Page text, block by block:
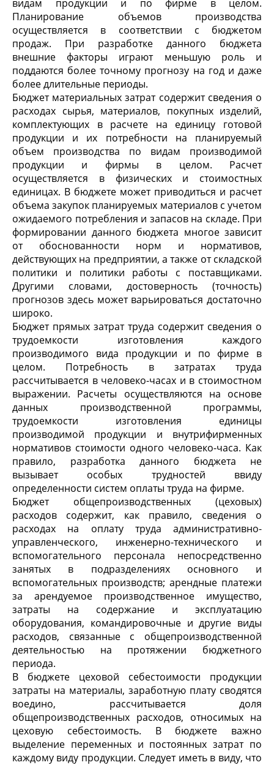
видам продукции и по фирме в целом.
Планирование объемов производства
осуществляется в соответствии с бюджетом
продаж. При разработке данного бюджета
внешние факторы играют меньшую роль и
поддаются более точному прогнозу на год и даже
более длительные периоды.
Бюджет материальных затрат содержит сведения о
расходах сырья, материалов, покупных изделий,
комплектующих в расчете на единицу готовой
продукции и их потребности на планируемый
объем производства по видам производимой
продукции и фирмы в целом. Расчет
осуществляется в физических и стоимостных
единицах. В бюджете может приводиться и расчет
объема закупок планируемых материалов с учетом
ожидаемого потребления и запасов на складе. При
формировании данного бюджета многое зависит
от обоснованности норм и нормативов,
действующих на предприятии, а также от складской
политики и политики работы с поставщиками.
Другими словами, достоверность (точность)
прогнозов здесь может варьироваться достаточно
широко.
Бюджет прямых затрат труда содержит сведения о
трудоемкости изготовления каждого
производимого вида продукции и по фирме в
целом. Потребность в затратах труда
рассчитывается в человеко-часах и в стоимостном
выражении. Расчеты осуществляются на основе
данных производственной программы,
трудоемкости изготовления единицы
производимой продукции и внутрифирменных
нормативов стоимости одного человеко-часа. Как
правило, разработка данного бюджета не
вызывает особых трудностей ввиду
определенности систем оплаты труда на фирме.
Бюджет общепроизводственных (цеховых)
расходов содержит, как правило, сведения о
расходах на оплату труда административно-
управленческого, инженерно-технического и
вспомогательного персонала непосредственно
занятых в подразделениях основного и
вспомогательных производств; арендные платежи
за арендуемое производственное имущество,
затраты на содержание и эксплуатацию
оборудования, командировочные и другие виды
расходов, связанные с общепроизводственной
деятельностью на протяжении бюджетного
периода.
В бюджете цеховой себестоимости продукции
затраты на материалы, заработную плату сводятся
воедино, рассчитывается доля
общепроизводственных расходов, относимых на
цеховую себестоимость. В бюджете важно
выделение переменных и постоянных затрат по
каждому виду продукции. Следует иметь в виду, что